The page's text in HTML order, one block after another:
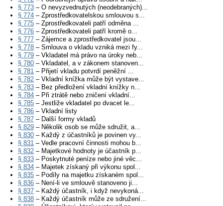
§ 773 – O nevyzvednutých (neodebraných)...
§ 774 – Zprostředkovatelskou smlouvou s...
§ 775 – Zprostředkovateli patří odměna ...
§ 776 – Zprostředkovateli patří kromě o...
§ 777 – Zájemce a zprostředkovatel jsou...
§ 778 – Smlouva o vkladu vzniká mezi fy...
§ 779 – Vkladatel má právo na úroky neb...
§ 780 – Vkladatel, a v zákonem stanoven...
§ 781 – Přijetí vkladu potvrdí peněžní ...
§ 782 – Vkladní knížka může být vystave...
§ 783 – Bez předložení vkladní knížky n...
§ 784 – Při ztrátě nebo zničení vkladní...
§ 785 – Jestliže vkladatel po dvacet le...
§ 786 – Vkladní listy
§ 787 – Další formy vkladů
§ 829 – Několik osob se může sdružit, a...
§ 830 – Každý z účastníků je povinen vy...
§ 831 – Vedle pracovní činnosti mohou b...
§ 832 – Majetkové hodnoty je účastník p...
§ 833 – Poskytnuté peníze nebo jiné věc...
§ 834 – Majetek získaný při výkonu spol...
§ 835 – Podíly na majetku získaném spol...
§ 836 – Není-li ve smlouvě stanoveno ji...
§ 837 – Každý účastník, i když nevykoná...
§ 838 – Každý účastník může ze sdružení...